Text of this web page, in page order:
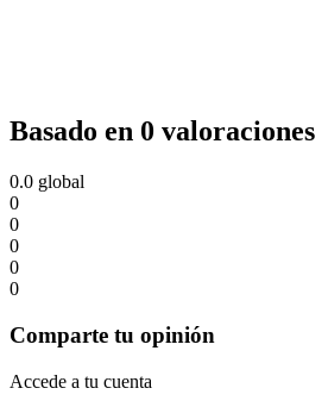
Basado en 0 valoraciones
0.0 global
0
0
0
0
0
Comparte tu opinión
Accede a tu cuenta